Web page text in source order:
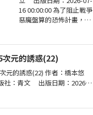
16 00:00:00 為了阻止戰爭
惡魔盤算的恐怖計畫，小
夾在兩
次元的誘惑(22)
元的誘惑(22) 作者：橋本悠
社：青文 出版日期：2026-